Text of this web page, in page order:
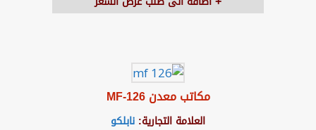
مكاتب معدن MF-126
العلامة التجارية: نابلكو